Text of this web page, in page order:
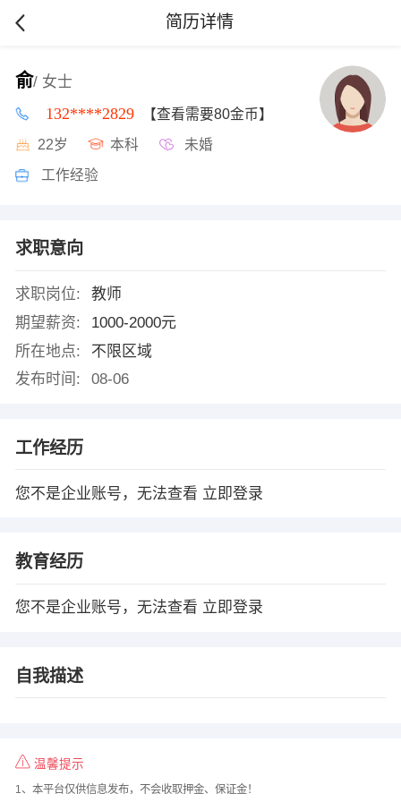
简历详情
俞/ 女士
132****2829 【查看需要80金币】
22岁 本科 未婚
工作经验
求职意向
求职岗位:
教师
期望薪资:
1000-2000元
所在地点:
不限区域
发布时间:
08-06
工作经历
您不是企业账号，无法查看 立即登录
教育经历
您不是企业账号，无法查看 立即登录
自我描述
温馨提示
1、本平台仅供信息发布，不会收取押金、保证金！